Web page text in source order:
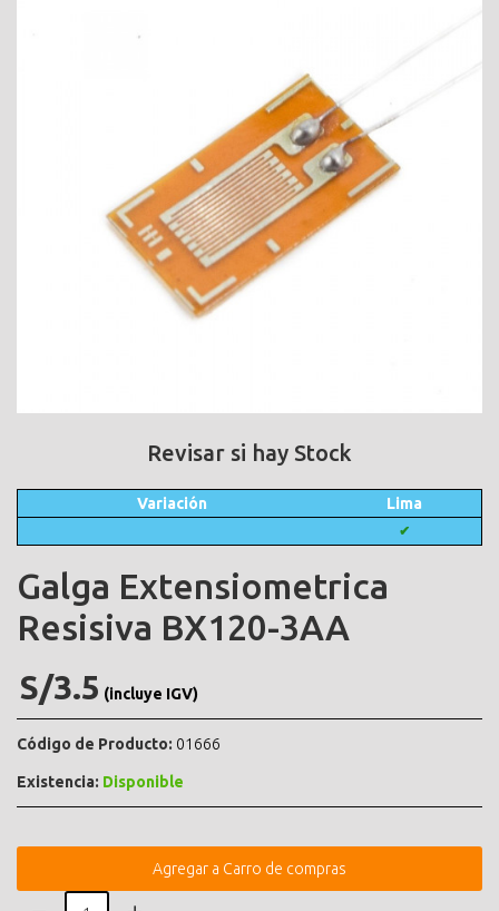
Revisar si hay Stock
Variación Lima
✔
Galga Extensiometrica
Resisiva BX120-3AA
S/3.5 (incluye IGV)
Código de Producto: 01666
Existencia: Disponible
Agregar a Carro de compras